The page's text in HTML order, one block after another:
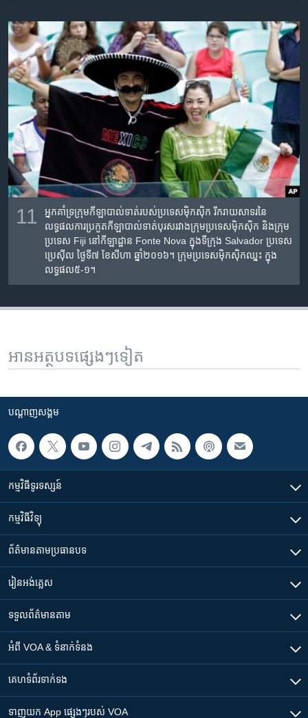
11
អ្នកគាំទ្រ​ក្រុមកីឡា​បាល់ទាត់​របស់​ប្រទេស​ម៉ិកស៊ិក​ រីករាយ​សាទរ​នៃ
លទ្ធផល​ការប្រកួត​កីឡា​បាល់ទាត់​បុរស​រវាងក្រុម​ប្រទេស​ម៉ិកស៊ិក និងក្រុម​
ប្រទេស ​Fiji នៅ​កីឡាដ្ឋាន​ Fonte Nova ក្នុង​ទីក្រុង Salvador ប្រទេស​
ប្រេស៊ីល​ ថ្ងៃ​ទី៧ ខែ​សីហា ឆ្នាំ​២០១៦។ ក្រុមប្រទេស​ម៉ិកស៊ិក​ឈ្នះ ក្នុង​
លទ្ធផល​៥-១។
អានអត្ថបទផ្សេងៗទៀត
បណ្តាញ​សង្គម
កម្មវិធី​ទូរទស្សន៍
កម្មវិធី​វិទ្យុ
ព័ត៌មាន​តាមប្រធានបទ​
រៀន​​អង់គ្លេស
ទទួល​ព័ត៌មាន​តាម
អំពី​ VOA & ទំនាក់ទំនង
គេហទំព័រ​​ទាក់ទង
ទាញយក​ App ផ្សេងៗ​របស់​ VOA